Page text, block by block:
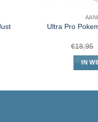
Ultra Pro
€18,95
IN